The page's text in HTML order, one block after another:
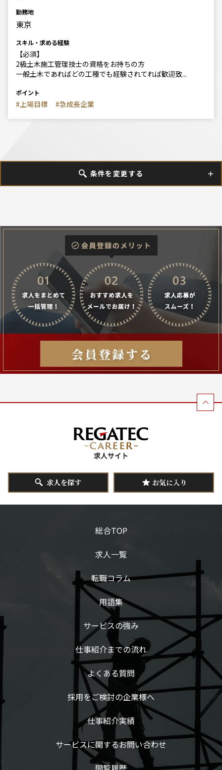
勤務地
東京
スキル・求める経験
【必須】
2級土木施工管理技士の資格をお持ちの方
一般土木であればどの工種でも経験されてれば歓迎致...
ポイント
#上場目標 #急成長企業
条件を変更する
求人を探す お気に入り
総合TOP
求人一覧
転職コラム
用語集
サービスの強み
仕事紹介までの流れ
よくある質問
採用をご検討の企業様へ
仕事紹介実績
サービスに関するお問い合わせ